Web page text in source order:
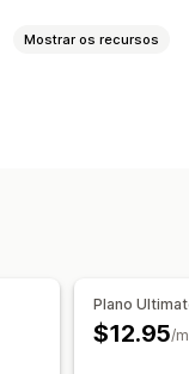
Mostrar os recursos
Plano
$12.95/